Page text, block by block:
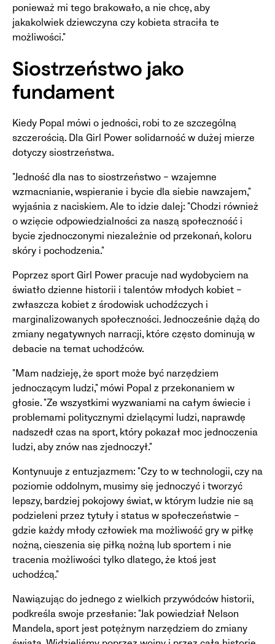
ponieważ mi tego brakowało, a nie chcę, aby
jakakolwiek dziewczyna czy kobieta straciła te
możliwości."
Siostrzeństwo jako
fundament
Kiedy Popal mówi o jedności, robi to ze szczególną
szczerością. Dla Girl Power solidarność w dużej mierze
dotyczy siostrzeństwa.
"Jedność dla nas to siostrzeństwo – wzajemne
wzmacnianie, wspieranie i bycie dla siebie nawzajem,"
wyjaśnia z naciskiem. Ale to idzie dalej: "Chodzi również
o wzięcie odpowiedzialności za naszą społeczność i
bycie zjednoczonymi niezależnie od przekonań, koloru
skóry i pochodzenia."
Poprzez sport Girl Power pracuje nad wydobyciem na
światło dzienne historii i talentów młodych kobiet –
zwłaszcza kobiet z środowisk uchodźczych i
marginalizowanych społeczności. Jednocześnie dążą do
zmiany negatywnych narracji, które często dominują w
debacie na temat uchodźców.
"Mam nadzieję, że sport może być narzędziem
jednoczącym ludzi," mówi Popal z przekonaniem w
głosie. "Ze wszystkimi wyzwaniami na całym świecie i
problemami politycznymi dzielącymi ludzi, naprawdę
nadszedł czas na sport, który pokazał moc jednoczenia
ludzi, aby znów nas zjednoczył."
Kontynuuje z entuzjazmem: "Czy to w technologii, czy na
poziomie oddolnym, musimy się jednoczyć i tworzyć
lepszy, bardziej pokojowy świat, w którym ludzie nie są
podzieleni przez tytuły i status w społeczeństwie –
gdzie każdy młody człowiek ma możliwość gry w piłkę
nożną, cieszenia się piłką nożną lub sportem i nie
tracenia możliwości tylko dlatego, że ktoś jest
uchodźcą."
Nawiązując do jednego z wielkich przywódców historii,
podkreśla swoje przesłanie: "Jak powiedział Nelson
Mandela, sport jest potężnym narzędziem do zmiany